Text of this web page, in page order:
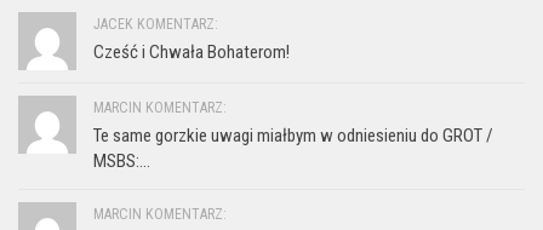
JACEK KOMENTARZ:
Cześć i Chwała Bohaterom!
MARCIN KOMENTARZ:
Te same gorzkie uwagi miałbym w odniesieniu do GROT /
MSBS:...
MARCIN KOMENTARZ: